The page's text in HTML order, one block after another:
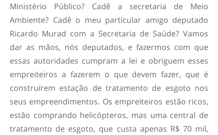
Ministério Público? Cadê a secretaria de Meio
Ambiente? Cadê o meu particular amigo deputado
Ricardo Murad com a Secretaria de Saúde? Vamos
dar as mãos, nós deputados, e fazermos com que
essas autoridades cumpram a lei e obriguem esses
empreiteiros a fazerem o que devem fazer, que é
construírem estação de tratamento de esgoto nos
seus empreendimentos. Os empreiteiros estão ricos,
estão comprando helicópteros, mas uma central de
tratamento de esgoto, que custa apenas R$ 70 mil,